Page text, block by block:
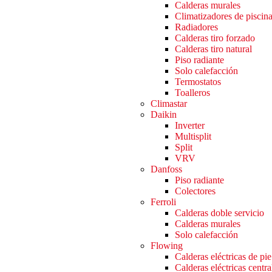
Calderas murales
Climatizadores de piscina
Radiadores
Calderas tiro forzado
Calderas tiro natural
Piso radiante
Solo calefacción
Termostatos
Toalleros
Climastar
Daikin
Inverter
Multisplit
Split
VRV
Danfoss
Piso radiante
Colectores
Ferroli
Calderas doble servicio
Calderas murales
Solo calefacción
Flowing
Calderas eléctricas de pie
Calderas eléctricas